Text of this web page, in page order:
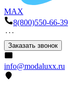
MAX
8(800)550-66-39
Заказать звонок
info@modaluxx.ru